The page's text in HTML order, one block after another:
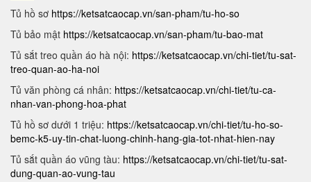
Tủ hồ sơ https://ketsatcaocap.vn/san-pham/tu-ho-so
Tủ bảo mật https://ketsatcaocap.vn/san-pham/tu-bao-mat
Tủ sắt treo quần áo hà nội: https://ketsatcaocap.vn/chi-tiet/tu-sat-
treo-quan-ao-ha-noi
Tủ văn phòng cá nhân: https://ketsatcaocap.vn/chi-tiet/tu-ca-
nhan-van-phong-hoa-phat
Tủ hồ sơ dưới 1 triệu: https://ketsatcaocap.vn/chi-tiet/tu-ho-so-
bemc-k5-uy-tin-chat-luong-chinh-hang-gia-tot-nhat-hien-nay
Tủ sắt quần áo vũng tàu: https://ketsatcaocap.vn/chi-tiet/tu-sat-
dung-quan-ao-vung-tau